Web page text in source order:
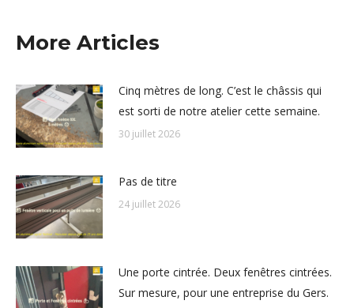
More Articles
Cinq mètres de long. C’est le châssis qui
est sorti de notre atelier cette semaine.
30 juillet 2026
Pas de titre
24 juillet 2026
Une porte cintrée. Deux fenêtres cintrées.
Sur mesure, pour une entreprise du Gers.